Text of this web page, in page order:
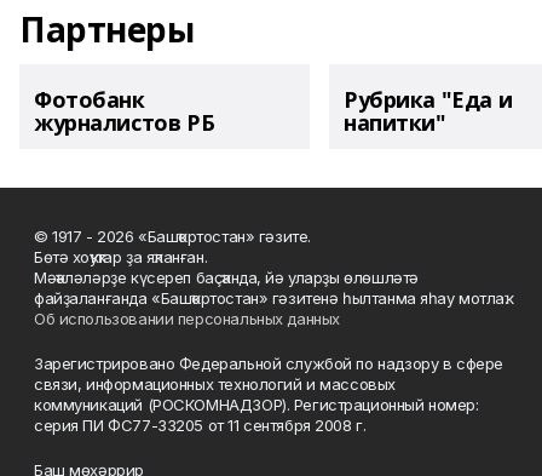
Партнеры
Фотобанк
журналистов РБ
Рубрика "Еда и
напитки"
© 1917 - 2026 «Башҡортостан» гәзите.
Бөтә хоҡуҡтар ҙа яҡланған.
Мәҡәләләрҙе күсереп баҫҡанда, йә уларҙы өлөшләтә
файҙаланғанда «Башҡортостан» гәзитенә һылтанма яһау мотлаҡ.
Об использовании персональных данных
Зарегистрировано Федеральной службой по надзору в сфере
связи, информационных технологий и массовых
коммуникаций (РОСКОМНАДЗОР). Регистрационный номер:
серия ПИ ФС77-33205 от 11 сентября 2008 г.
Баш мөхәррир